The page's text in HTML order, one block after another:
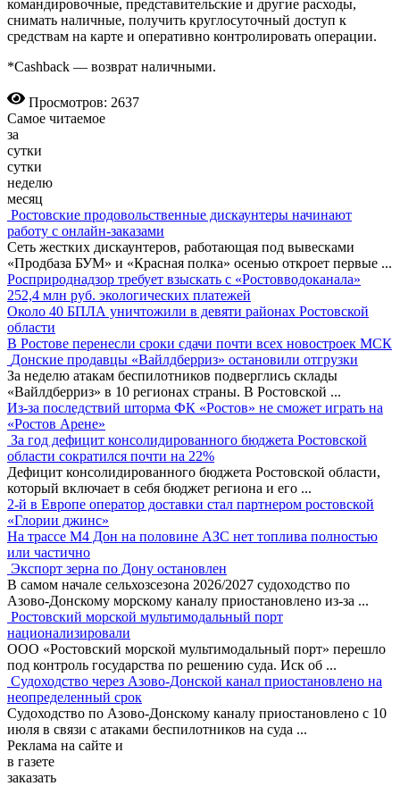
командировочные, представительские и другие расходы,
снимать наличные, получить круглосуточный доступ к
средствам на карте и оперативно контролировать операции.
*Cashback — возврат наличными.
Просмотров: 2637
Самое читаемое
за
сутки
сутки
неделю
месяц
Ростовские продовольственные дискаунтеры начинают
работу с онлайн-заказами
Сеть жестких дискаунтеров, работающая под вывесками
«Продбаза БУМ» и «Красная полка» осенью откроет первые ...
Росприроднадзор требует взыскать с «Ростовводоканала»
252,4 млн руб. экологических платежей
Около 40 БПЛА уничтожили в девяти районах Ростовской
области
В Ростове перенесли сроки сдачи почти всех новостроек МСК
Донские продавцы «Вайлдберриз» остановили отгрузки
За неделю атакам беспилотников подверглись склады
«Вайлдберриз» в 10 регионах страны. В Ростовской ...
Из-за последствий шторма ФК «Ростов» не сможет играть на
«Ростов Арене»
За год дефицит консолидированного бюджета Ростовской
области сократился почти на 22%
Дефицит консолидированного бюджета Ростовской области,
который включает в себя бюджет региона и его ...
2-й в Европе оператор доставки стал партнером ростовской
«Глории джинс»
На трассе М4 Дон на половине АЗС нет топлива полностью
или частично
Экспорт зерна по Дону остановлен
В самом начале сельхозсезона 2026/2027 судоходство по
Азово-Донскому морскому каналу приостановлено из-за ...
Ростовский морской мультимодальный порт
национализировали
ООО «Ростовский морской мультимодальный порт» перешло
под контроль государства по решению суда. Иск об ...
Судоходство через Азово-Донской канал приостановлено на
неопределенный срок
Судоходство по Азово-Донскому каналу приостановлено с 10
июля в связи с атаками беспилотников на суда ...
Реклама на сайте и
в газете
заказать